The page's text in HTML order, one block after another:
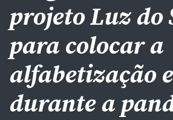
projeto Luz do
para colocar a
alfabetização
durante a